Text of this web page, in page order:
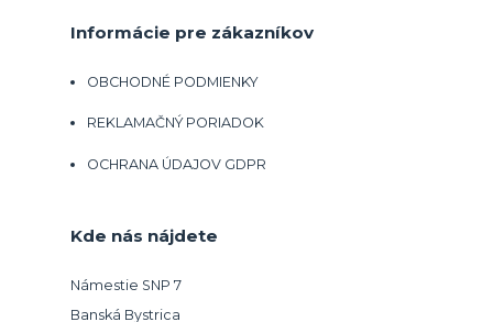
Informácie pre zákazníkov
OBCHODNÉ PODMIENKY
REKLAMAČNÝ PORIADOK
OCHRANA ÚDAJOV GDPR
Kde nás nájdete
Námestie SNP 7
Banská Bystrica